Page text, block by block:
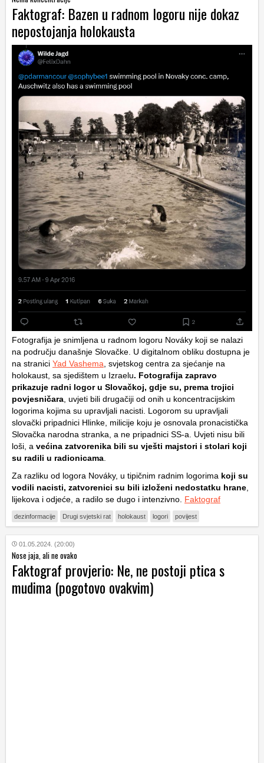
Faktograf: Bazen u radnom logoru nije dokaz
nepostojanja holokausta
Fotografija je snimljena u radnom logoru Nováky koji se nalazi
na području današnje Slovačke. U digitalnom obliku dostupna je
na stranici Yad Vashema , svjetskog centra za sjećanje na
holokaust, sa sjedištem u Izraelu. Fotografija zapravo
prikazuje radni logor u Slovačkoj, gdje su, prema trojici
povjesničara , uvjeti bili drugačiji od onih u koncentracijskim
logorima kojima su upravljali nacisti. Logorom su upravljali
slovački pripadnici Hlinke, milicije koju je osnovala pronacistička
Slovačka narodna stranka, a ne pripadnici SS-a. Uvjeti nisu bili
loši, a većina zatvorenika bili su vješti majstori i stolari koji
su radili u radionicama
Za razliku od logora Nováky, u tipičnim radnim logorima koji su
vodili nacisti, zatvorenici su bili izloženi nedostatku hrane
lijekova i odjeće, a radilo se dugo i intenzivno. Faktograf
dezinformacije Drugi svjetski rat holokaust logori povijest
01.05.2024. (20:00)
Nose jaja, ali ne ovako
Faktograf provjerio: Ne, ne postoji ptica s
mudima (pogotovo ovakvim)